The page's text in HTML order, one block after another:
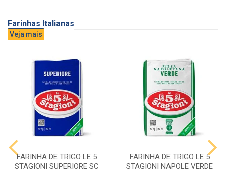
Farinhas Italianas
Veja mais
FARINHA DE TRIGO LE 5
STAGIONI SUPERIORE SC
FARINHA DE TRIGO LE 5
STAGIONI NAPOLE VERDE